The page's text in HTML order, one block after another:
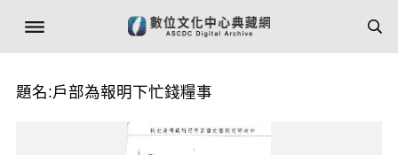
題名:戶部為報明下忙錢糧事